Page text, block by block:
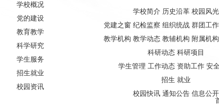
学校概况
学校简介 历史沿革 校园风光
党的建设
党建之窗 纪检监察 组织统战 群团工作
教育教学
教学机构 教学动态 教辅机构 附属机构
科学研究
科研动态 科研项目
学生服务
学生管理 工作动态 资助工作 安
招生就业
招生 就业
校园资讯
校园快讯 通知公告 信息公开